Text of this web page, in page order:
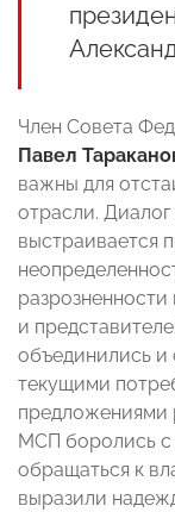
Член Совета
Павел
важны для
отрасли.
выстраивается
и
объединились и
текущими
предложениями
МСП боролись с
обращаться к
выразили